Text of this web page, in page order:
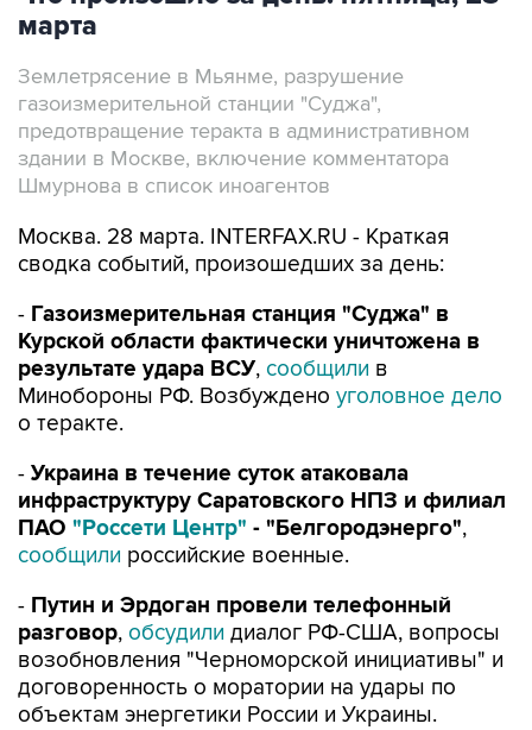
марта
Землетрясение в Мьянме, разрушение
газоизмерительной станции "Суджа",
предотвращение теракта в административном
здании в Москве, включение комментатора
Шмурнова в список иноагентов
Москва. 28 марта. INTERFAX.RU - Краткая
сводка событий, произошедших за день:
- Газоизмерительная станция "Суджа" в
Курской области фактически уничтожена в
результате удара ВСУ, сообщили в
Минобороны РФ. Возбуждено уголовное дело
о теракте.
- Украина в течение суток атаковала
инфраструктуру Саратовского НПЗ и филиал
ПАО "Россети Центр" - "Белгородэнерго",
сообщили российские военные.
- Путин и Эрдоган провели телефонный
разговор, обсудили диалог РФ-США, вопросы
возобновления "Черноморской инициативы" и
договоренность о моратории на удары по
объектам энергетики России и Украины.